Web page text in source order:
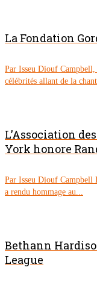
La Fondation
Par Isseu Diouf
célébrités allant de la
L’Association
York honore
Par Isseu Diouf Campbell
a rendu hommage au...
Bethann
League